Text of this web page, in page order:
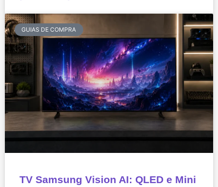
GUIAS DE COMPRA
TV Samsung Vision AI: QLED e Mini